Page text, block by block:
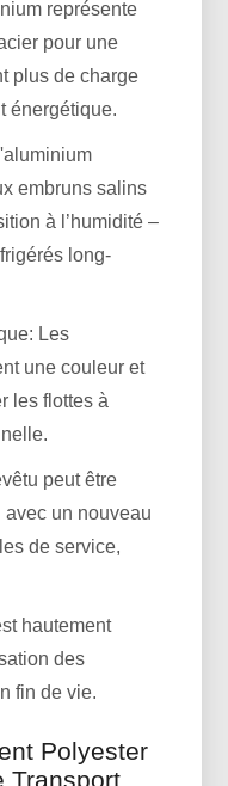
représente
pour une
plus de charge
énergétique.
embruns salins
à l’humidité –
long-
Les
une couleur et
les flottes à
peut être
un nouveau
de service,
hautement
des
fin de vie.
Polyester
Transport